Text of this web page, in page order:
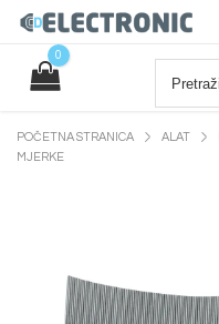
0
POČETNA STRANICA ALAT
MJERKE